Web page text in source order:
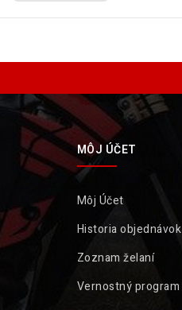
MÔJ ÚČET
Môj Účet
Historia objednávok
Zoznam želaní
Vernostný program